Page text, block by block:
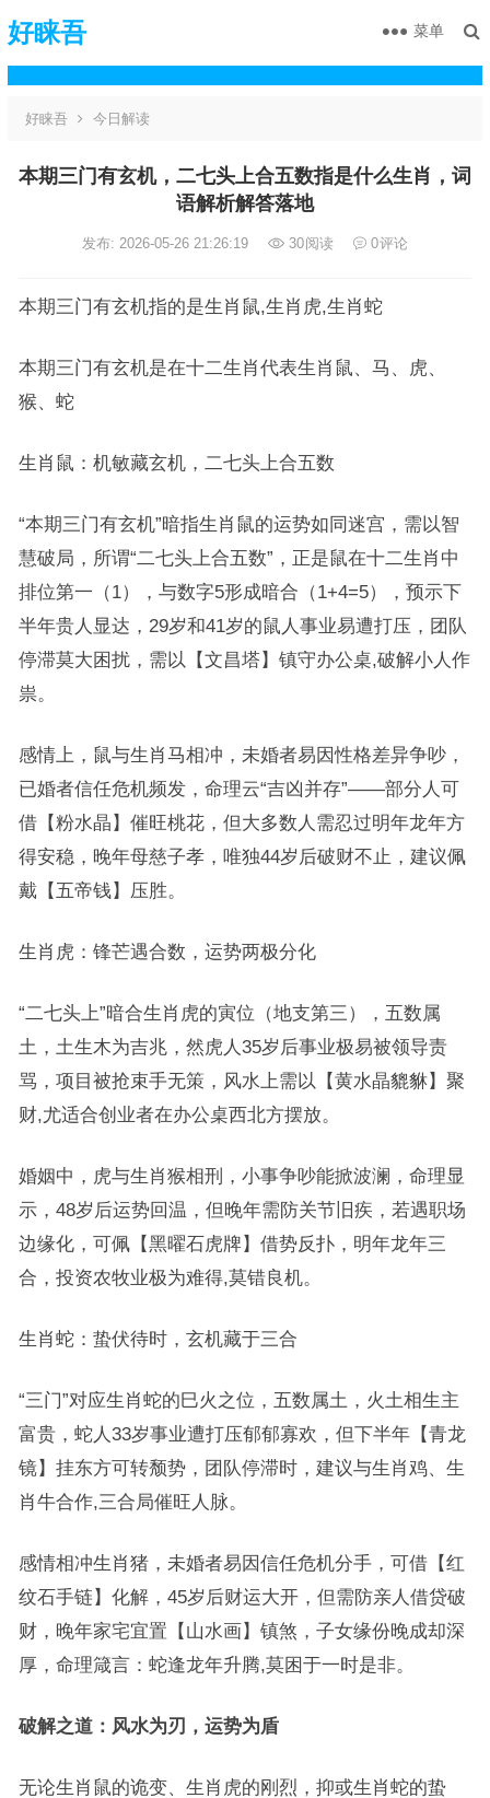
好睐吾 菜单
好睐吾 今日解读
本期三门有玄机，二七头上合五数指是什么生肖，词
语解析解答落地
发布: 2026-05-26 21:26:19 30阅读 0评论
本期三门有玄机指的是生肖鼠,生肖虎,生肖蛇
本期三门有玄机是在十二生肖代表生肖鼠、马、虎、
猴、蛇
生肖鼠：机敏藏玄机，二七头上合五数
“本期三门有玄机”暗指生肖鼠的运势如同迷宫，需以智
慧破局，所谓“二七头上合五数”，正是鼠在十二生肖中
排位第一（1），与数字5形成暗合（1+4=5），预示下
半年贵人显达，29岁和41岁的鼠人事业易遭打压，团队
停滞莫大困扰，需以【文昌塔】镇守办公桌,破解小人作
祟。
感情上，鼠与生肖马相冲，未婚者易因性格差异争吵，
已婚者信任危机频发，命理云“吉凶并存”——部分人可
借【粉水晶】催旺桃花，但大多数人需忍过明年龙年方
得安稳，晚年母慈子孝，唯独44岁后破财不止，建议佩
戴【五帝钱】压胜。
生肖虎：锋芒遇合数，运势两极分化
“二七头上”暗合生肖虎的寅位（地支第三），五数属
土，土生木为吉兆，然虎人35岁后事业极易被领导责
骂，项目被抢束手无策，风水上需以【黄水晶貔貅】聚
财,尤适合创业者在办公桌西北方摆放。
婚姻中，虎与生肖猴相刑，小事争吵能掀波澜，命理显
示，48岁后运势回温，但晚年需防关节旧疾，若遇职场
边缘化，可佩【黑曜石虎牌】借势反扑，明年龙年三
合，投资农牧业极为难得,莫错良机。
生肖蛇：蛰伏待时，玄机藏于三合
“三门”对应生肖蛇的巳火之位，五数属土，火土相生主
富贵，蛇人33岁事业遭打压郁郁寡欢，但下半年【青龙
镜】挂东方可转颓势，团队停滞时，建议与生肖鸡、生
肖牛合作,三合局催旺人脉。
感情相冲生肖猪，未婚者易因信任危机分手，可借【红
纹石手链】化解，45岁后财运大开，但需防亲人借贷破
财，晚年家宅宜置【山水画】镇煞，子女缘份晚成却深
厚，命理箴言：蛇逢龙年升腾,莫困于一时是非。
破解之道：风水为刃，运势为盾
无论生肖鼠的诡变、生肖虎的刚烈，抑或生肖蛇的蛰